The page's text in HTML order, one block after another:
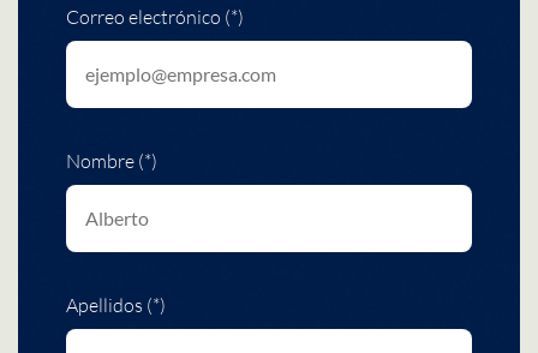
Correo electrónico (*)
Nombre (*)
Apellidos (*)